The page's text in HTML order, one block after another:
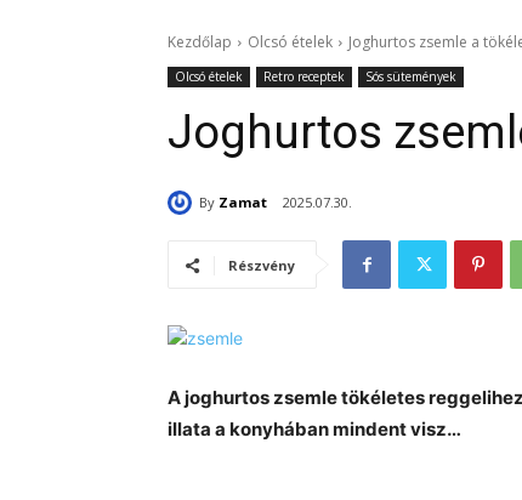
Kezdőlap Olcsó ételek Joghurtos zsemle a
Olcsó ételek Retro receptek Sós sütemények
Joghurtos
By Zamat 2025.07.30.
Részvény
A joghurtos zsemle tökéletes
illata a konyhában mindent visz…